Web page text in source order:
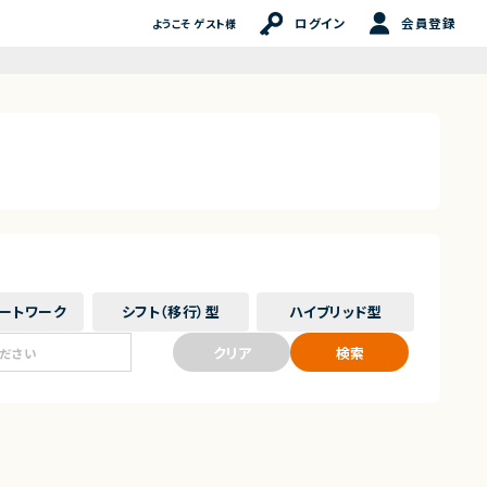
ようこそ ゲスト様 ログイン 会員登録
トワーク シフト（移行） 型 ハイブリッド型
クリア
検索